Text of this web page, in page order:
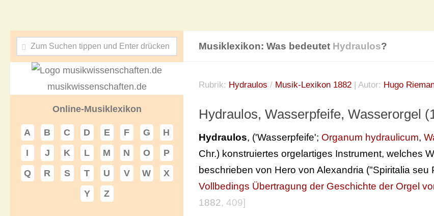
Musiklexikon: Was bedeutet Hydraulos?
Rubrik: Hydraulos / Musik-Lexikon 1882 | Autor: Hugo
Hydraulos, Wasserpfeife, Wasserorgel
Hydraulos, ('Wasserpfeife'; Organum hydraulicum,
Chr.) konstruiertes orgelartiges Instrument, welches
beschrieben von Hero von Alexandria ("Spiritalia
Vollbedings Übertragung der Geschichte der Orgel
1882, 409]
musikwissenschaften.de
Online-Musiklexikon
A B C D E F G
H
I
J K L M N O
P
Q
R S T U V W
X
Y
Z